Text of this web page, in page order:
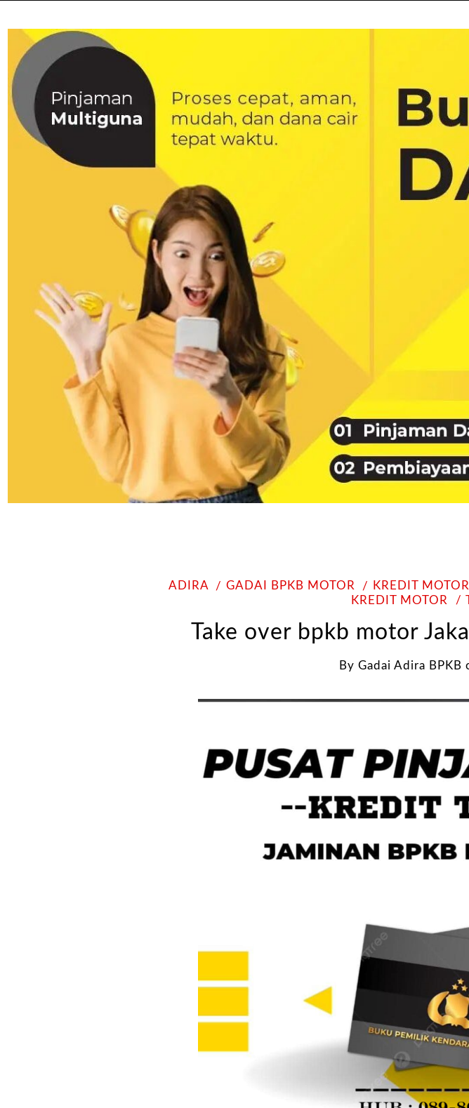
ADIRA GADAI BPKB MOTOR KREDIT
KREDIT MOTOR
Take over bpkb motor
By Gadai Adira BPKB